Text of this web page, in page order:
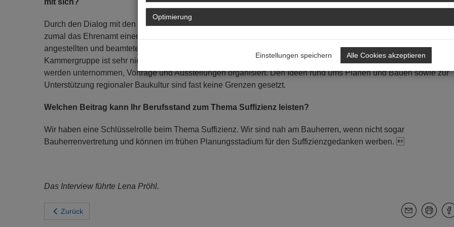
mit sich?
Durch den Dialog mit den Kolleg:innen in den Büros und in der Wirtschaft wird das gegenseitige Verständnis
zumal das Ehrenamt einen tollen Ausgleich zum beruflichen Alltag bietet und den Horizont erweitert. Ich kann
angestellten und beamteten Architekt:innen nur ermutigen, sich zu engagieren. Gerade die Mitwirkung in der
Kammergruppe ist sehr niederschwellig. Hier kann man sich mit seinen Ideen und Vorschlägen einbringen.
werden unternommen, Vorträge und Ausstellungen organisiert. Den Ideen rund ums Planen und Bauen sowie zur
Unterstützung regionaler Baukultur sind fast keine Grenzen gesetzt.
Welchen Beitrag kann Ihr Berufsstand zum Thema Suffizienz leisten?
Wir haben eine Schlüsselrolle beim Thema Suffizienz. Wir sind nah am Bauherren, wenn nicht sogar
Bauherrenvertretung und können im frühen Planungsstadium für den Suffizienzgedanken werben. 
Das Interview führte Lena Pröhl.
Zurück
Optimierung
Einstellungen speichern Alle Cookies akzeptieren